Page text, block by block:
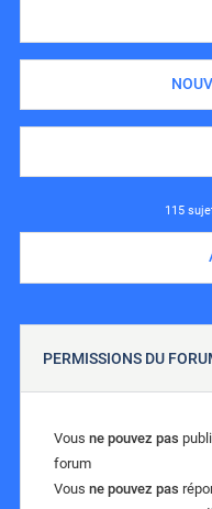
115
PERMISSIONS DU
Vous ne pouvez pas
forum
Vous ne pouvez pas